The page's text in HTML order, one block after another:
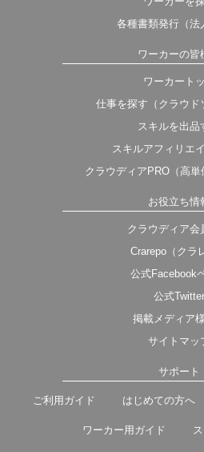
各種書類発行（法
ワーカーの皆
ワーカート
仕事を探す（クラウド
スキルを出品
スキルアフィリエ
クラウディアPRO（高単
お役立ち情
クラウディア会
Crarepo（クラ
公式Facebook
公式Twitter
掲載メディア
サイトマッ
サポート
ご利用ガイド はじめての方へ
ワーカー用ガイド